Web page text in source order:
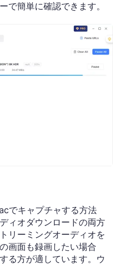
で簡単に確認できます。
でキャプチャする方法
ィオダウンロードの両方
リーミングオーディオを
画面も録画したい場合
る方が適しています。ウ